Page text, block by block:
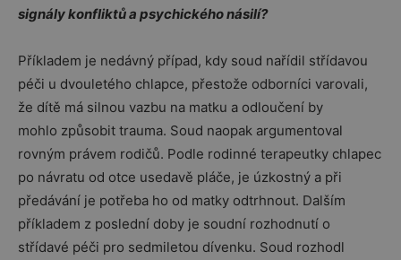
signály konfliktů a psychického násilí?
Příkladem je nedávný případ, kdy soud nařídil střídavou
péči u dvouletého chlapce, přestože odborníci varovali,
že dítě má silnou vazbu na matku a odloučení by
mohlo způsobit trauma. Soud naopak argumentoval
rovným právem rodičů. Podle rodinné terapeutky chlapec
po návratu od otce usedavě pláče, je úzkostný a při
předávání je potřeba ho od matky odtrhnout. Dalším
příkladem z poslední doby je soudní rozhodnutí o
střídavé péči pro sedmiletou dívenku. Soud rozhodl